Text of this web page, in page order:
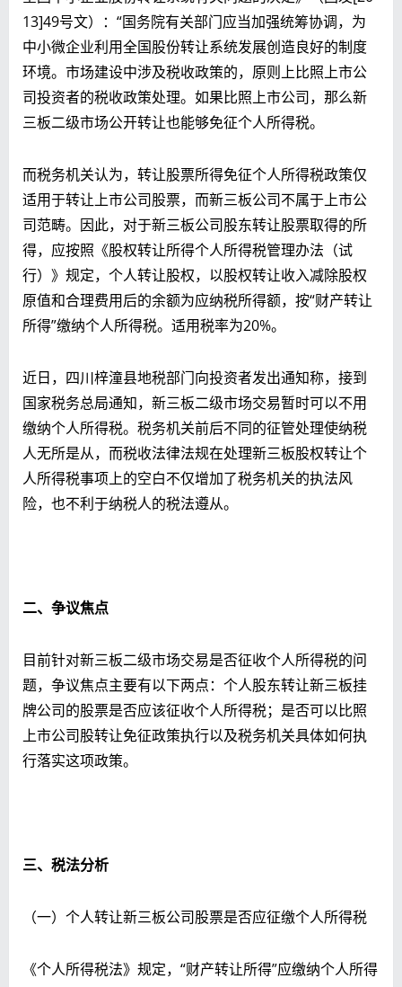
13]49号文）：“国务院有关部门应当加强统筹协调，为
中小微企业利用全国股份转让系统发展创造良好的制度
环境。市场建设中涉及税收政策的，原则上比照上市公
司投资者的税收政策处理。如果比照上市公司，那么新
三板二级市场公开转让也能够免征个人所得税。
而税务机关认为，转让股票所得免征个人所得税政策仅
适用于转让上市公司股票，而新三板公司不属于上市公
司范畴。因此，对于新三板公司股东转让股票取得的所
得，应按照《股权转让所得个人所得税管理办法（试
行）》规定，个人转让股权，以股权转让收入减除股权
原值和合理费用后的余额为应纳税所得额，按“财产转让
所得”缴纳个人所得税。适用税率为20%。
近日，四川梓潼县地税部门向投资者发出通知称，接到
国家税务总局通知，新三板二级市场交易暂时可以不用
缴纳个人所得税。税务机关前后不同的征管处理使纳税
人无所是从，而税收法律法规在处理新三板股权转让个
人所得税事项上的空白不仅增加了税务机关的执法风
险，也不利于纳税人的税法遵从。
二、争议焦点
目前针对新三板二级市场交易是否征收个人所得税的问
题，争议焦点主要有以下两点：个人股东转让新三板挂
牌公司的股票是否应该征收个人所得税；是否可以比照
上市公司股转让免征政策执行以及税务机关具体如何执
行落实这项政策。
三、税法分析
（一）个人转让新三板公司股票是否应征缴个人所得税
《个人所得税法》规定，“财产转让所得”应缴纳个人所得